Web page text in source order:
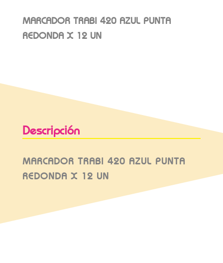
MARCADOR TRABI 420 AZUL PUNTA
REDONDA X 12 UN
Descripción
MARCADOR TRABI 420 AZUL PUNTA
REDONDA X 12 UN